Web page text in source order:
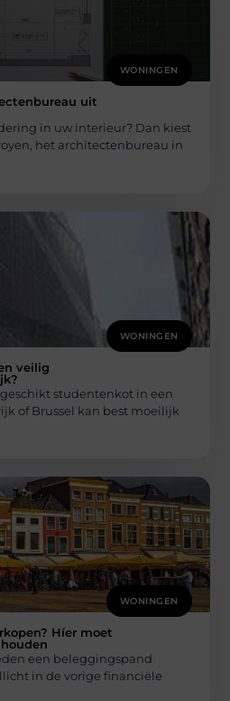
WONINGEN
uit
in uw interieur? Dan kiest
het architectenbureau in
WONINGEN
veilig
studentenkot in een
of Brussel kan best moeilijk
WONINGEN
Híer moet
een beleggingspand
in de vorige financiële